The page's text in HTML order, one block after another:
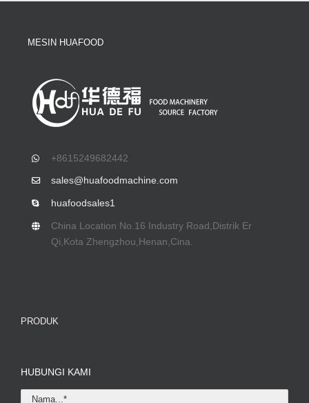
MESIN HUAFOOD
+8615249682442
sales@huafoodmachine.com
huafoodsales1
China Location No.16 Industry Road ,Distrik Er
Qi,Kota Zhengzhou,Henan,Cina.
PRODUK
HUBUNGI KAMI